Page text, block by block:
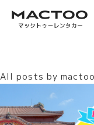
All posts by mactoo